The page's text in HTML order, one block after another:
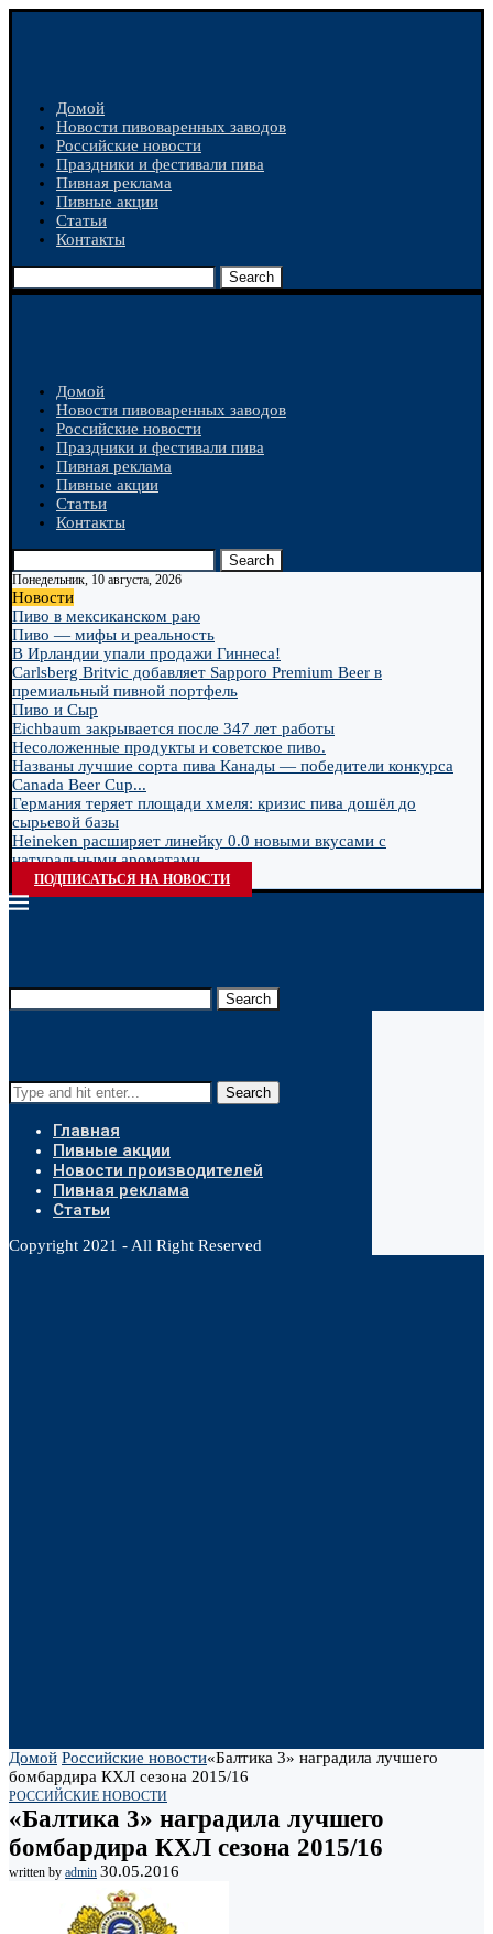
Домой
Новости пивоваренных заводов
Российские новости
Праздники и фестивали пива
Пивная реклама
Пивные акции
Статьи
Контакты
Search
Домой
Новости пивоваренных заводов
Российские новости
Праздники и фестивали пива
Пивная реклама
Пивные акции
Статьи
Контакты
Search
Понедельник, 10 августа, 2026
Новости
Пиво в мексиканском раю
Пиво — мифы и реальность
В Ирландии упали продажи Гиннеса!
Carlsberg Britvic добавляет Sapporo Premium Beer в
премиальный пивной портфель
Пиво и Сыр
Eichbaum закрывается после 347 лет работы
Несоложенные продукты и советское пиво.
Названы лучшие сорта пива Канады — победители конкурса
Canada Beer Cup...
Германия теряет площади хмеля: кризис пива дошёл до
сырьевой базы
Heineken расширяет линейку 0.0 новыми вкусами с
натуральными ароматами
ПОДПИСАТЬСЯ НА НОВОСТИ
Search
Search
Главная
Пивные акции
Новости производителей
Пивная реклама
Статьи
Copyright 2021 - All Right Reserved
Домой Российские новости«Балтика 3» наградила лучшего
бомбардира КХЛ сезона 2015/16
РОССИЙСКИЕ НОВОСТИ
«Балтика 3» наградила лучшего
бомбардира КХЛ сезона 2015/16
written by admin 30.05.2016